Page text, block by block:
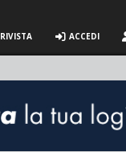
RIVISTA ACCEDI